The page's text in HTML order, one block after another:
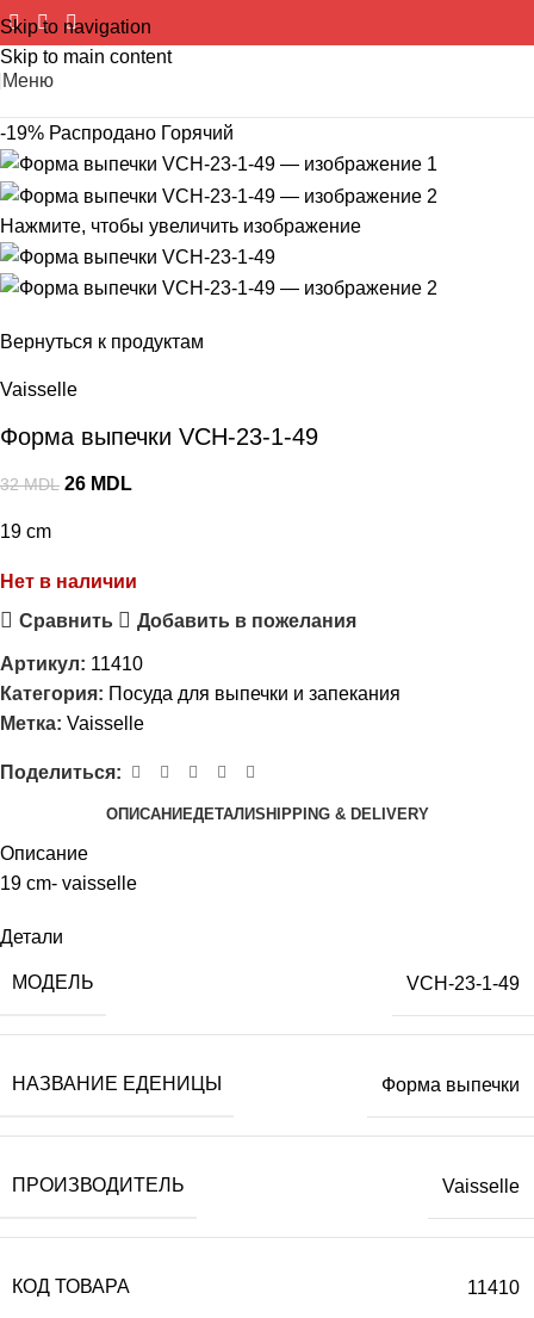
Skip to navigation
Skip to main content
Меню
-19% Распродано Горячий
Нажмите, чтобы увеличить изображение
Вернуться к продуктам
Vaisselle
Форма выпечки VCH-23-1-49
32MDL 26 MDL
19 cm
Нет в наличии
Сравнить
Добавить в пожелания
Артикул: 11410
Категория: Посуда для выпечки и запекания
Метка: Vaisselle
Поделиться:
ОПИСАНИЕДЕТАЛИSHIPPING & DELIVERY
Описание
19 cm- vaisselle
Детали
МОДЕЛЬ VCH-23-1-49
НАЗВАНИЕ ЕДЕНИЦЫ Форма выпечки
ПРОИЗВОДИТЕЛЬ Vaisselle
КОД ТОВАРА 11410